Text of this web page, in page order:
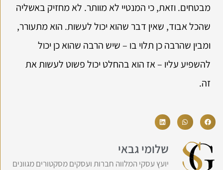
מבטחים. וזאת, כי המנטיי לא מוותר. לא מחזיק באשליה
שהכל אבוד, שאין דבר שהוא יכול לעשות. הוא מתעורר,
ומבין שהרבה כן תלוי בו – שיש הרבה שהוא כן יכול
להשפיע עליו – אז הוא בהחלט יכול פשוט לעשות את
זה.
שלומי גבאי
יועץ עסקי המלווה חברות ועסקים מסקטורים מגוונים